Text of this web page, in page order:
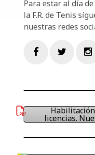
Para estar al día
la F.R. de Tenis
nuestras redes
licencias.